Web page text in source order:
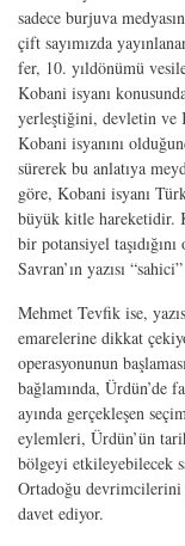
sadece burjuva
çift sayımızda
fer, 10. yıldönümü
Kobani isyanı
yerleştiğini, devletin ve
Kobani isyanını
sürerek bu anlatıya
göre, Kobani isyanı
büyük kitle hareketidir.
bir potansiyel
Savran’ın yazısı
Mehmet Tevfik ise,
emarelerine dikkat
operasyonunun
bağlamında,
ayında gerçekleşen
eylemleri, Ürdün’ün
bölgeyi etkileyebilecek
Ortadoğu devrim­cilerini
davet ediyor.